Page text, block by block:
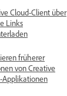
Cloud-Client über
Links
früherer
von Creative
Applikationen